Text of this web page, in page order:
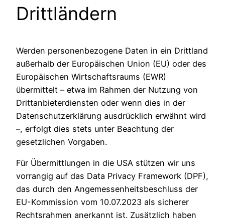
Drittländern
Werden personenbezogene Daten in ein Drittland
außerhalb der Europäischen Union (EU) oder des
Europäischen Wirtschaftsraums (EWR)
übermittelt – etwa im Rahmen der Nutzung von
Drittanbieterdiensten oder wenn dies in der
Datenschutzerklärung ausdrücklich erwähnt wird
–, erfolgt dies stets unter Beachtung der
gesetzlichen Vorgaben.
Für Übermittlungen in die USA stützen wir uns
vorrangig auf das Data Privacy Framework (DPF),
das durch den Angemessenheitsbeschluss der
EU-Kommission vom 10.07.2023 als sicherer
Rechtsrahmen anerkannt ist. Zusätzlich haben